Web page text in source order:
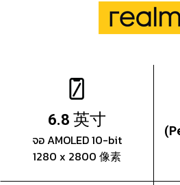
6.8 英寸
จอ AMOLED 10-bit
1280 x 2800 像素